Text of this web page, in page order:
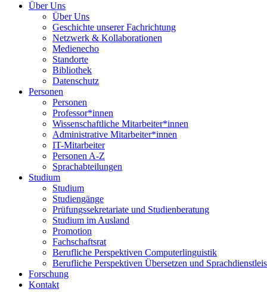
Über Uns
Über Uns
Geschichte unserer Fachrichtung
Netzwerk & Kollaborationen
Medienecho
Standorte
Bibliothek
Datenschutz
Personen
Personen
Professor*innen
Wissenschaftliche Mitarbeiter*innen
Administrative Mitarbeiter*innen
IT-Mitarbeiter
Personen A-Z
Sprachabteilungen
Studium
Studium
Studiengänge
Prüfungssekretariate und Studienberatung
Studium im Ausland
Promotion
Fachschaftsrat
Berufliche Perspektiven Computerlinguistik
Berufliche Perspektiven Übersetzen und
Forschung
Kontakt